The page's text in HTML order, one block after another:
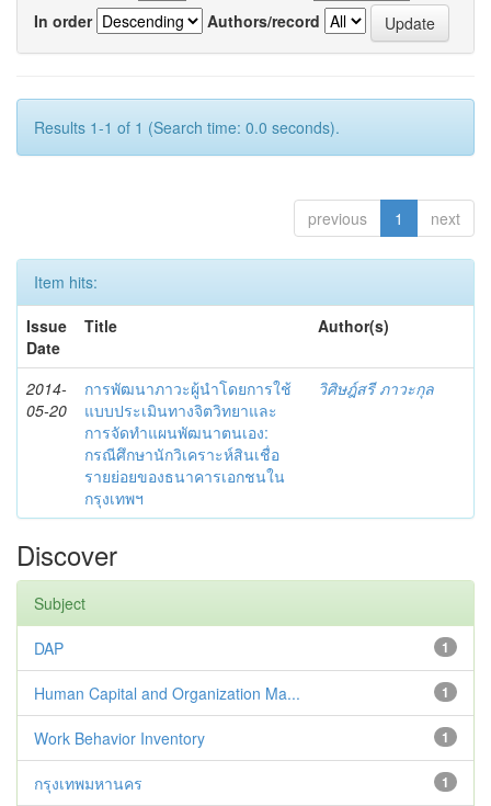
In order
Authors/record
Results 1-1 of 1 (Search time: 0.0 seconds).
previous 1 next
Item hits:
Issue
Date
Title Author(s)
2014-
05-20
การพัฒนาภาวะผู้นำโดยการใช้
แบบประเมินทางจิตวิทยาและ
การจัดทำแผนพัฒนาตนเอง:
กรณีศึกษานักวิเคราะห์สินเชื่อ
รายย่อยของธนาคารเอกชนใน
กรุงเทพฯ
วิศิษฎ์สรี ภาวะกุล
Discover
Subject
1
DAP
1
Human Capital and Organization Ma...
1
Work Behavior Inventory
1
กรุงเทพมหานคร